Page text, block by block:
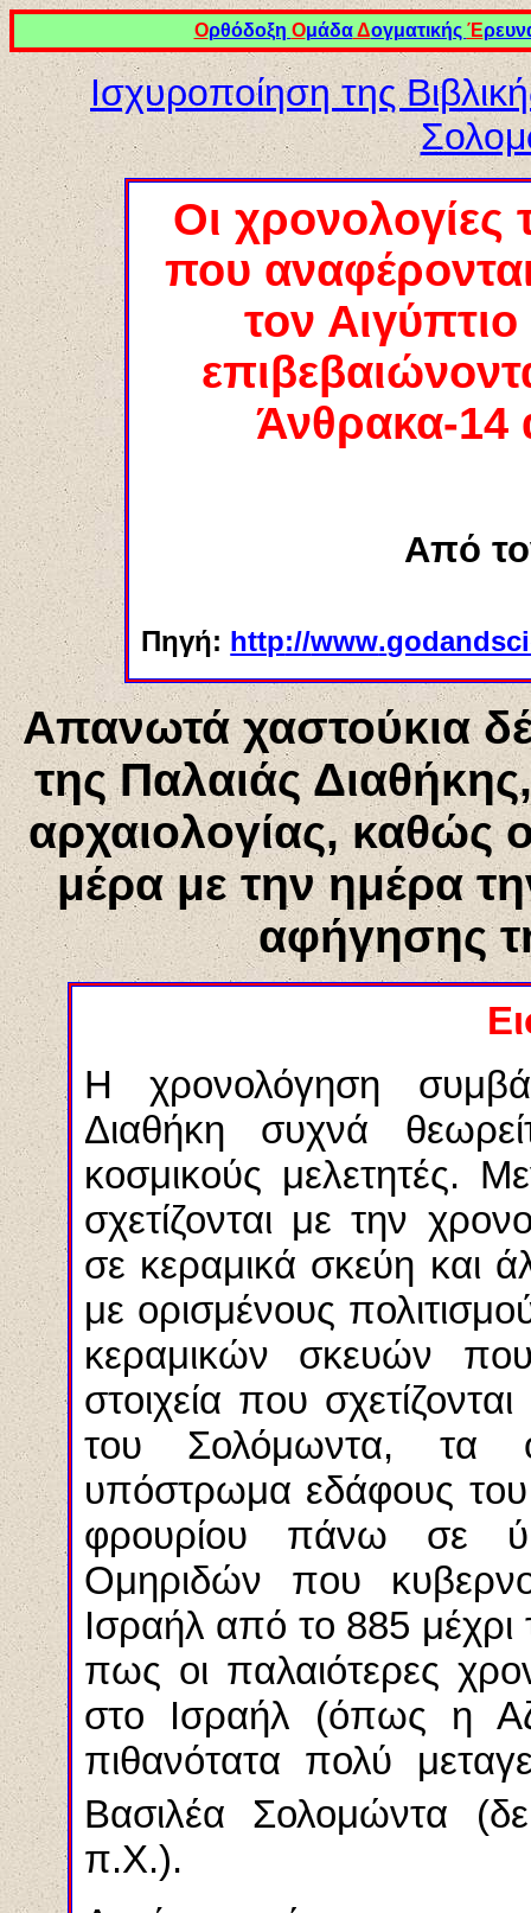
Ορθόδοξη ΟμάδαΔογματικής Έ
Ισχυροποίηση της
Οι χρονολογίες
που
τον
Άνθρακα-14
Από
Πηγή: http://www.
Απανωτά χαστούκια
της Παλαιάς
αρχαιολογίας, καθώς
μέρα με την ημέρα
αφήγησης
Ηχρονολόγηση
Διαθήκη συχνά
κοσμικούς μελετητές.
σχετίζονται με την
σε κεραμικά σκεύη και
με ορισμένους
κεραμικών σκευών
στοιχεία που
του Σολόμωντα,τα
υπόστρωμα εδάφους του
φρουρίου πάνω σε
Ομηριδών που
Ισραήλ από το 885
πως οι παλαιότερες
στο Ισραήλ (όπως η
πιθανότατα πολύ
Βασιλέα Σολομώντα
π.Χ.).